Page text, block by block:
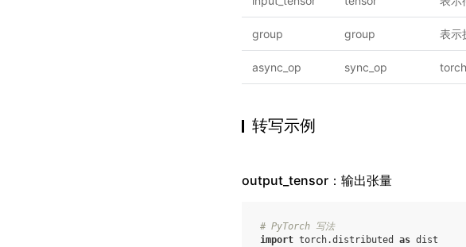
group group 表示
async_op sync_op
转写示例
output_tensor：输出张量
# PyTorch 写法
import torch.distributed as dist